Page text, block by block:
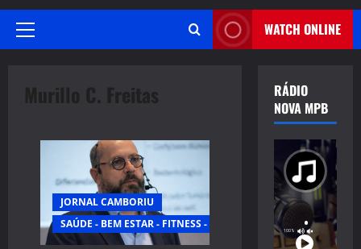
Primary
WATCH ONLINE
Murillo C. Freitas
JORNAL CAMBORIU
SAÚDE - BEM ESTAR - FITNESS - ESPORTE
RÁDIO
NOVA MPB